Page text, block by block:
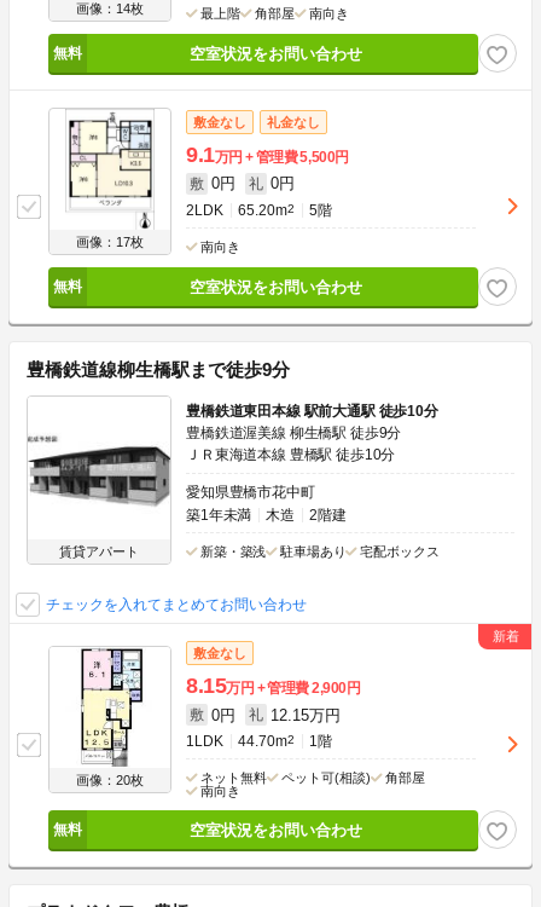
画像：14枚 最上階 角部屋 南向き
空室状況をお問い合わせ
画像：17枚
敷金なし 礼金なし
9.1万円 管理費5,500円
敷 0円 礼 0円
2LDK 65.20m2 5階
南向き
空室状況をお問い合わせ
豊橋鉄道線柳生橋駅まで徒歩9分
賃貸アパート
豊橋鉄道東田本線 駅前大通駅 徒歩10分
豊橋鉄道渥美線 柳生橋駅 徒歩9分
ＪＲ東海道本線 豊橋駅 徒歩10分
愛知県豊橋市花中町
築1年未満
木造 2階建
新築・築浅 駐車場あり 宅配ボックス
チェックを入れてまとめてお問い合わせ
画像：20枚
敷金なし
8.15万円 管理費2,900円
敷 0円 礼 12.15万円
1LDK 44.70m2 1階
ネット無料 ペット可(相談)
角部屋
南向き
空室状況をお問い合わせ